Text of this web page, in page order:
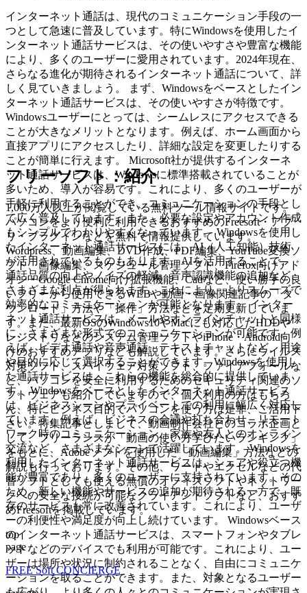
インターネット通話は、現代のコミュニケーション手段の一
つとして急速に普及しています。特にWindowsを使用したイ
ンターネット通話サービスは、その使いやすさや豊富な機能
により、多くのユーザーに愛用されています。2024年現在、
さらなる進化が期待されるインターネット通話について、詳
しく見ていきましょう。 まず、Windowsをベースとしたイン
ターネット通話サービスは、その使いやすさが特徴です。
Windowsユーザーにとっては、シームレスにアクセスできる
ことが大きなメリットとなります。例えば、ホーム画面から
直接アプリにアクセスしたり、詳細な設定を変更したりする
ことが簡単に行えます。 Microsoft社が提供するインターネ
ット通話サービスは、Windowsに標準搭載されていることが
多いため、導入が容易です。これにより、多くのユーザーが
手軽に利用することができ、コミュニケーションの手段とし
て広く普及しています。また、必要な設定やアカウント作成
もシンプルでわかりやすくなっています。 Windowsを使用し
たインターネット通話サービスには、AI（人工知能）技術
が活用されているものもあります。AIを活用することで、
通話品質の向上やノイズの軽減、音声認識機能の追加など、
さまざまな利点が得られます。これにより、よりスムーズで
効率的なコミュニケーションが可能となります。 インター
ネット通話サービスは、メールやオンラインチャットと同様
に、さまざまな形式でのコミュニケーションが可能です。例
えば、ビデオ通話や音声通話、テキストチャットなど、用途
や目的に応じて選択することができます。Windowsを使用し
た通話サービスは、これらの機能を総合的に提供していま
す。 Windowsをベースとしたインターネット通話サービス
は、ビジネスシーンやプライベートでの利用に幅広く対応し
ています。例えば、ビジネスの会議や打ち合わせ、リモート
ワーク時のコミュニケーション、家族や友人とのオンライン
交流など、さまざまなシーンで活躍しています。 Windowsを
利用したインターネット通話サービスは、シェアや役立つ機
能が豊富であり、多くのユーザーに支持されています。その
ため、新しい機能やサービスの追加が期待される一方で、既
存のサービスも常に改善されています。これにより、ユーザ
ーの利便性や満足度が向上し続けています。 Windowsベース
のインターネット通話サービスは、スマートフォンやタブレ
ットなどのデバイスでも利用が可能です。これにより、ユー
ザーは場所や状況に制約されることなく、自由にコミュニケ
ーションを取ることができます。また、対象となるユーザー
フリーソフト：紹介
1,000万人以上が閲覧している無料ツール情報サイトです。
パソコンをより便利に利用できるおすすめのFreesoft・アプ
リ・プラグインなどを無料で情報提供しています。
Wordpress、動画編集、DVD作成、PDF編集、YouTube変換ソ
フト、画像編集、スケジュール管理ソフト、Firefox向けアド
オン・Google Chrome向け拡張機能、Cadなど、使い勝手の良
いフリーから使用できるWEBや動画・画像関連記事の「ダ
ウンロード」方法や「操作」方法などを定期更新していま
す。また、最新OSのWindows10やMacにも対応したHDDや
レジストリなどのシステム管理ソフトやiPhone・Android向
けのおすすめアプリなども解説しています。さらにウイルス
対策ソフト、スパイウェア対策ソフト、ファイアフォールな
ど、パソコンを安全に利用するためのセキュリティ関連のソ
フトウェアも紹介していますので、個人利用の方はもちろ
ん、特にビジネス目的でパソコンを使う方は是非、ご活用下
さい。特集記事としまして、動画制作会社とのコラボ企画と
して、フリーランスが「動画の使い方学びたいランキング」
をもとに、Adobeソフトを使用した「動画編集」方法などの
解説も行っております。その他、ワードやエクセルなどの代
替ソフトとしても使える無償のオフィスソフトやネットワー
クへの安全な接続が可能なクライアントソフトなど、おすす
めFreesoftを掲載しています。
top
page
FREE Soft CONCIERGE